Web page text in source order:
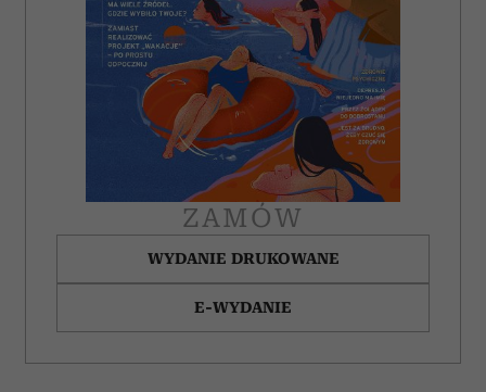
ZAMÓW
WYDANIE DRUKOWANE
E-WYDANIE